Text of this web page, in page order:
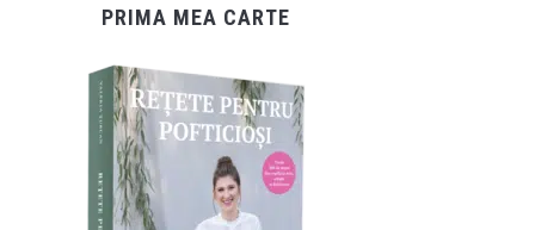
PRIMA MEA CARTE